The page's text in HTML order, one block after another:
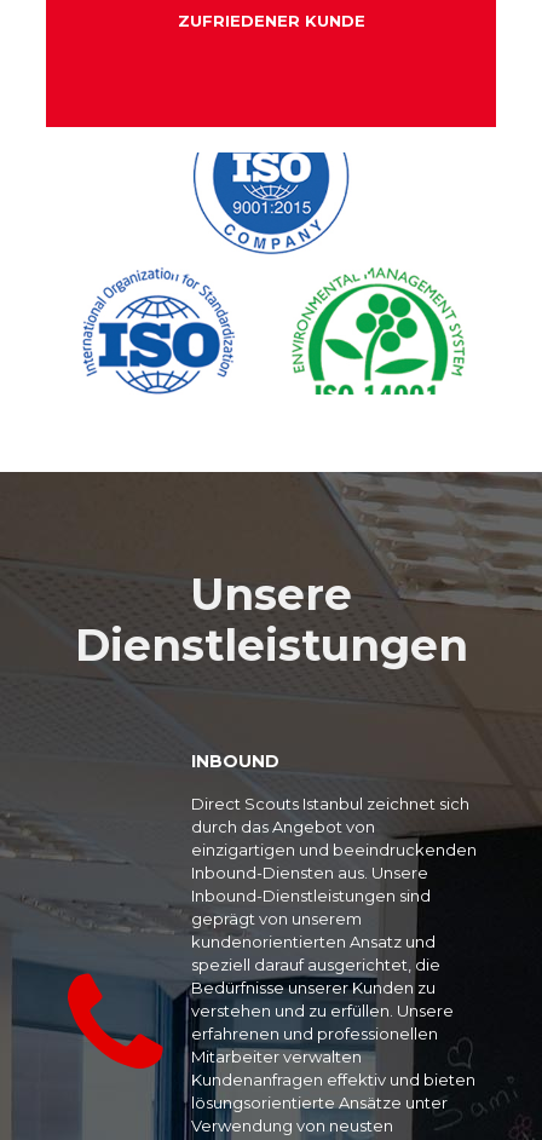
ZUFRIEDENER KUNDE
Unsere
Dienstleistungen
INBOUND
Direct Scouts Istanbul zeichnet sich
durch das Angebot von
einzigartigen und beeindruckenden
Inbound-Diensten aus. Unsere
Inbound-Dienstleistungen sind
geprägt von unserem
kundenorientierten Ansatz und
speziell darauf ausgerichtet, die
Bedürfnisse unserer Kunden zu
verstehen und zu erfüllen. Unsere
erfahrenen und professionellen
Mitarbeiter verwalten
Kundenanfragen effektiv und bieten
lösungsorientierte Ansätze unter
Verwendung von neusten